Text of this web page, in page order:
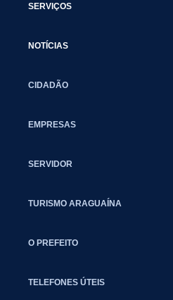
SERVIÇOS
NOTÍCIAS
CIDADÃO
EMPRESAS
SERVIDOR
TURISMO ARAGUAÍNA
O PREFEITO
TELEFONES ÚTEIS